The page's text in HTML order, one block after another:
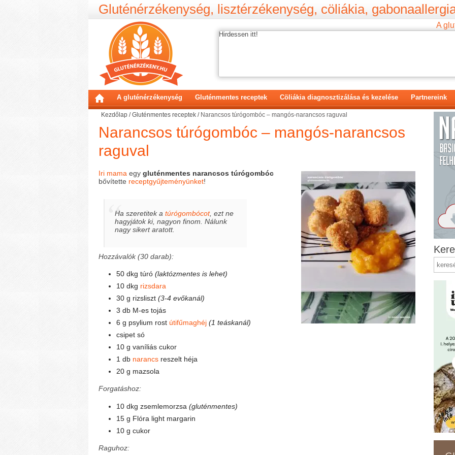
Gluténérzékenység, lisztérzékenység, cöliákia,
A
Hirdessen itt!
A gluténérzékenység Gluténmentes receptek Cöliákia diagnosztizálása és kezelése Partnereink
Kezdőlap /Gluténmentes receptek / Narancsos túrógombóc – mangós-narancsos raguval
Narancsos túrógombóc – mangós-narancsos
raguval
Iri mama egy gluténmentes narancsos túrógombóc
bővítette receptgyűjteményünket!
Ha szeretitek a túrógombócot, ezt ne
hagyjátok ki, nagyon finom. Nálunk
nagy sikert aratott.
Hozzávalók (30 darab):
50 dkg túró (laktózmentes is lehet)
10 dkg rizsdara
30 g rizsliszt (3-4 evőkanál)
3 db M-es tojás
6 g psylium rost útifűmaghéj (1 teáskanál)
csipet só
10 g vaníliás cukor
1 db narancs reszelt héja
20 g mazsola
Forgatáshoz:
10 dkg zsemlemorzsa (gluténmentes)
15 g Flóra light margarin
10 g cukor
Raguhoz: